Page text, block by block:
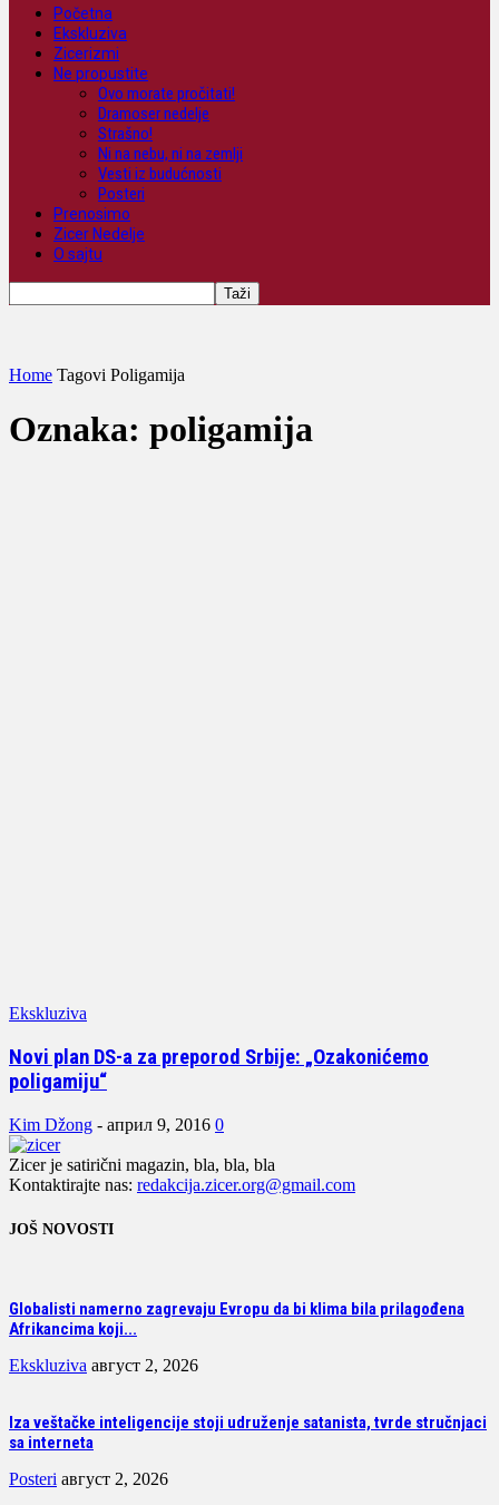
Početna
Ekskluziva
Zicerizmi
Ne propustite
Ovo morate pročitati!
Dramoser nedelje
Strašno!
Ni na nebu, ni na zemlji
Vesti iz budućnosti
Posteri
Prenosimo
Zicer Nedelje
O sajtu
Home Tagovi Poligamija
Oznaka: poligamija
Ekskluziva
Novi plan DS-a za preporod Srbije: „Ozakonićemo
poligamiju“
Kim Džong - април 9, 2016 0
Zicer je satirični magazin, bla, bla, bla
Kontaktirajte nas: redakcija.zicer.org@gmail.com
JOŠ NOVOSTI
Globalisti namerno zagrevaju Evropu da bi klima bila prilagođena
Afrikancima koji...
Ekskluziva август 2, 2026
Iza veštačke inteligencije stoji udruženje satanista, tvrde stručnjaci
sa interneta
Posteri август 2, 2026